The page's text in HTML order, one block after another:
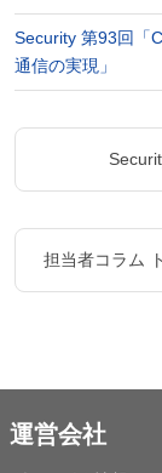
Security 第93回「
通信の実現」
担当者コラム
運営会社